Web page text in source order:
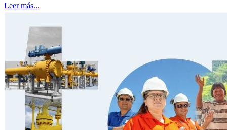
Leer más...